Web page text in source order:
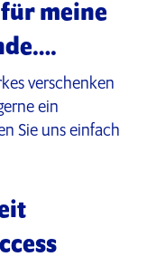
für meine
verschenken
ein
Sie uns einfach